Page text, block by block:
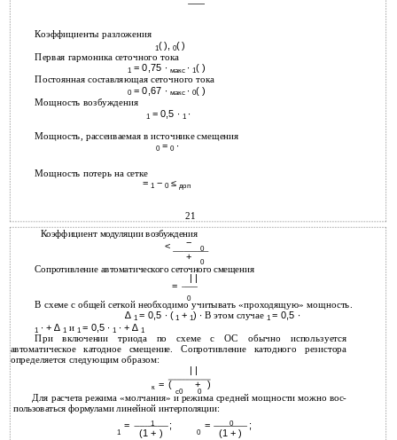
Коэффициенты разложения
1 ( ), 0( )
Первая гармоника сеточного тока
1 = 0,75 ∙ макс ∙ 1( )
Постоянная составляющая сеточного тока
0 = 0,67 ∙ макс ∙ 0( )
Мощность возбуждения
1 = 0,5 ∙ 1 ∙
Мощность, рассеиваемая в источнике смещения
0 =0 ∙
Мощность потерь на сетке
=1 −0 ≤ доп
21
Коэффициент модуляции возбуждения
< −
0
+
0
Сопротивление автоматического сеточного смещения
| |
=
0
В схеме с общей сеткой необходимо учитывать «проходящую» мощность.
∆ 1= 0,5 ∙ (1 +1) ∙ В этом случае 1= 0,5 ∙
1 ∙ + ∆1 и 1= 0,5 ∙1 ∙ + ∆1
При включении триода по схеме с ОС обычно используется
автоматическое катодное смещение. Сопротивление катодного резистора
определяется следующим образом:
| |
к = ( + )
с0 0
Для расчета режима «молчания» и режима средней мощности можно вос-
пользоваться формулами линейной интерполяции:
= 1 ; = 0 ;
1 (1 + ) 0 (1 + )